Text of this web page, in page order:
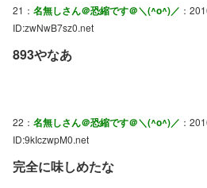
21： 名無しさん＠恐縮です＠＼(^o^)／ ：
ID:zwNwB7sz0.net
893やなあ
22： 名無しさん＠恐縮です＠＼(^o^)／ ：
ID:9kIczwpM0.net
完全に味しめたな